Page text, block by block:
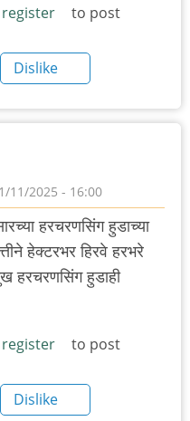
register
to post
Dislike
11/2025 - 16:00
हरचरणसिंग हुडाच्या
हेक्टरभर हिरवे हरभरे
हरचरणसिंग हुडाही
register
to post
Dislike